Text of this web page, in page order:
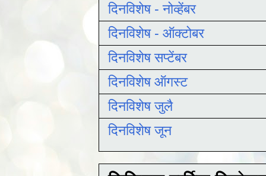
दिनविशेष - नोव्हेंबर
दिनविशेष - ऑक्टोबर
दिनविशेष सप्टेंबर
दिनविशेष ऑगस्ट
दिनविशेष जुलै
दिनविशेष जून